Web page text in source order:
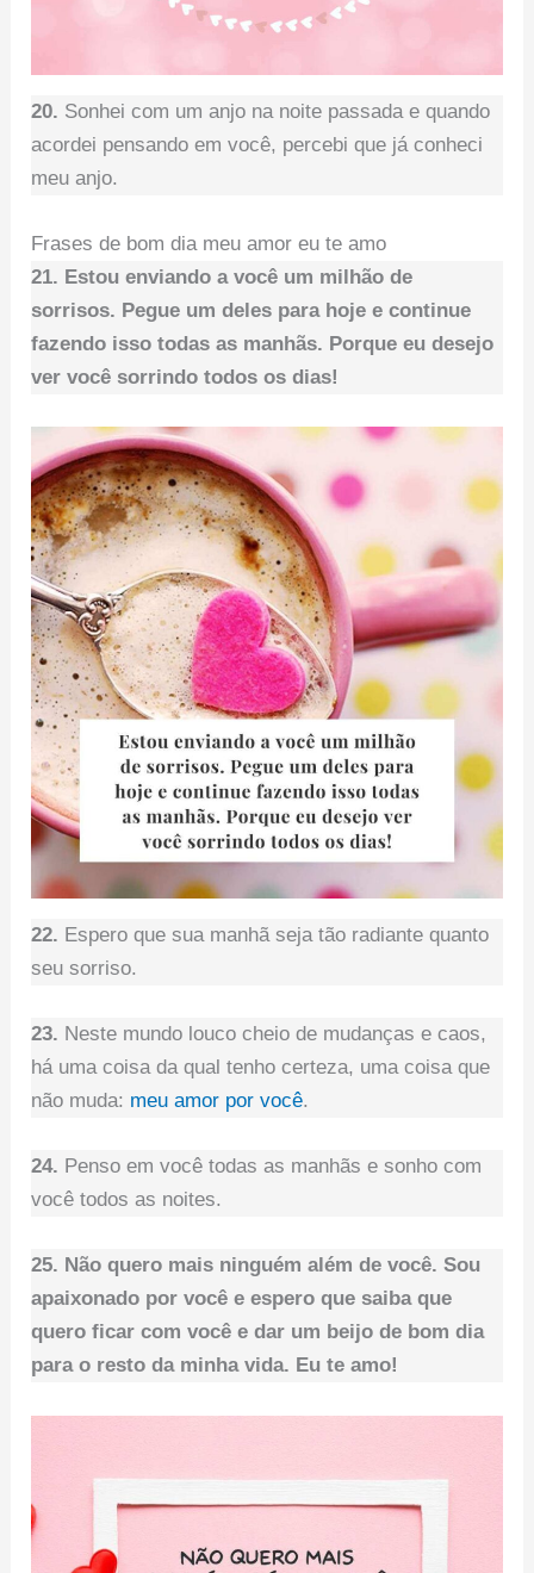
20. Sonhei com um anjo na noite passada e quando
acordei pensando em você, percebi que já conheci
meu anjo.
Frases de bom dia meu amor eu te amo
21. Estou enviando a você um milhão de
sorrisos. Pegue um deles para hoje e continue
fazendo isso todas as manhãs. Porque eu desejo
ver você sorrindo todos os dias!
22. Espero que sua manhã seja tão radiante quanto
seu sorriso.
23. Neste mundo louco cheio de mudanças e caos,
há uma coisa da qual tenho certeza, uma coisa que
não muda: meu amor por você.
24. Penso em você todas as manhãs e sonho com
você todos as noites.
25. Não quero mais ninguém além de você. Sou
apaixonado por você e espero que saiba que
quero ficar com você e dar um beijo de bom dia
para o resto da minha vida. Eu te amo!